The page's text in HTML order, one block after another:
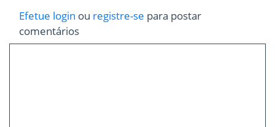
Efetue login ou registre-se para postar
comentários